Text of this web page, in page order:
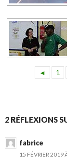
◄ 1
2 RÉFLEXIONS
fabrice
15 FÉVRIER 2019